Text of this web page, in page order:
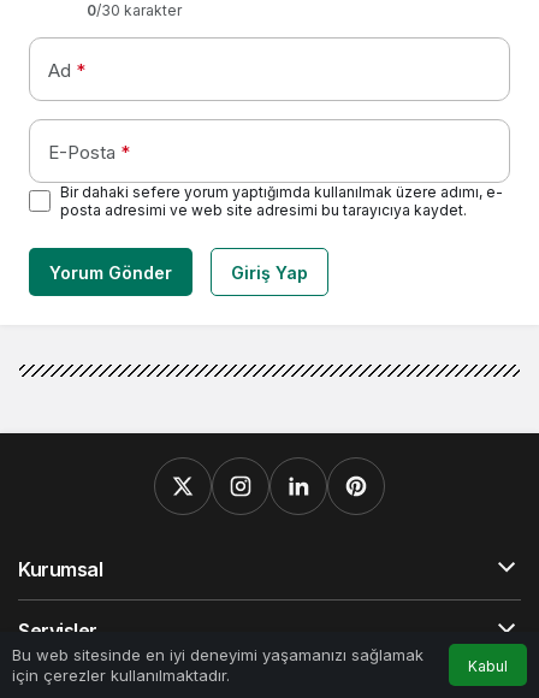
0/30 karakter
Ad *
E-Posta *
Bir dahaki sefere yorum yaptığımda kullanılmak üzere adımı, e-
posta adresimi ve web site adresimi bu tarayıcıya kaydet.
Yorum Gönder Giriş Yap
Bu web sitesinde en iyi deneyimi yaşamanızı sağlamak
için çerezler kullanılmaktadır.
Kabul
Anasayfa Akış Bildirimler
0
Kurumsal
Servisler
Popüler Sayfalar